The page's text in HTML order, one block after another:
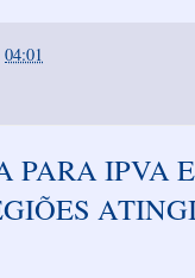
04:01
PARA IPVA